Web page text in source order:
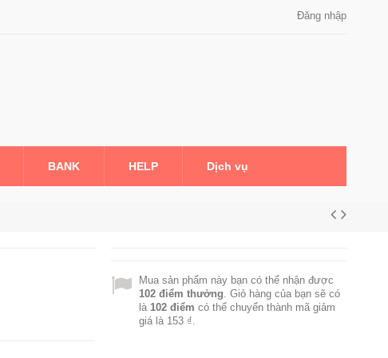
Đăng nhập
BANK HELP Dịch vụ
Mua sản phẩm này bạn có thể nhận được
102điểm thưởng. Giỏ hàng của bạn sẽ có
là 102điểm có thể chuyển thành mã giảm
giá là 153 ₫.